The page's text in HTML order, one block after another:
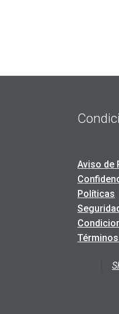
Aviso de
Políticas